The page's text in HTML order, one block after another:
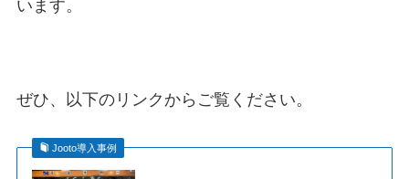
います。
ぜひ、以下のリンクからご覧ください。
Jooto導入事例